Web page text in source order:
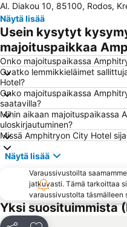
Μedieval city of Rhodes
Afandou
Kallithea terme
Icmeler II Public Beach
Icmeler Beach
Faliraki 1
Castellum
Stegna
Melina Merkouri - Medieval Moat Theater
Orfanidou
Rodini Park
Kon Tiki
Al. Diakou 10, 85100, Rodos,
Näytä lisää
Usein kysytyt
majoituspaikkaa
Onko majoituspaikassa
Ovatko lemmikkieläimet
Hotel?
Onko majoituspaikassa
saatavilla?
Mihin aikaan majoituspaikassa
uloskirjautuminen?
Missä Amphitryon City Hotel
Näytä lisää
Varaussivustoilta
jatkuvasti. Tämä tarkoittaa
varaussivustolta täsmälleen
Yksi suosituimmista